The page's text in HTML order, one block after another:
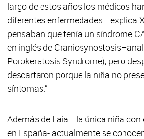
largo de estos años los médicos
diferentes enfermedades –explica
pensaban que tenía un síndrome
en inglés de
Porokeratosis Syndrome), pero
descartaron porque la niña no
síntomas.”
Además de Laia –la única niña con
en España- actualmente se